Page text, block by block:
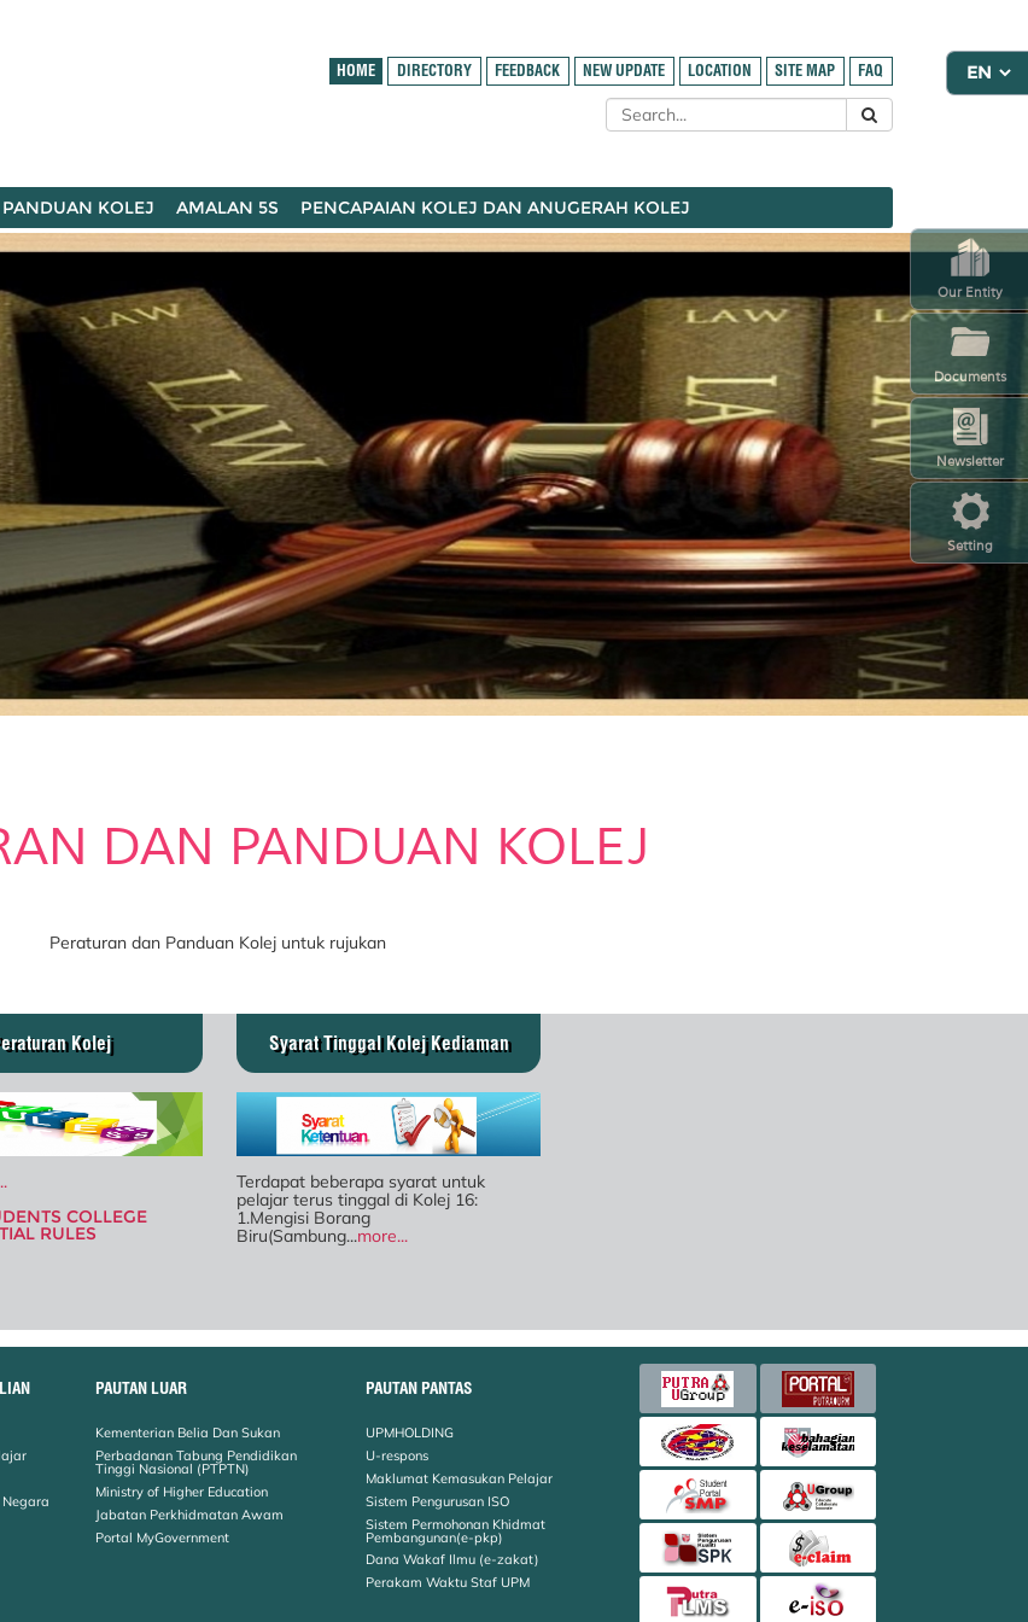
Setting
Newsletter
Our Entity
Documents
HOME DIRECTORY FEEDBACK NEW UPDATE LOCATION SITE MAP FAQ
KOLEJ AMALAN 5S PENCAPAIAN KOLEJ DAN ANUGERAH KOLEJ
DAN PANDUAN KOLEJ
Peraturan dan Panduan Kolej untuk rujukan
Kolej
COLLEGE
RULES
Syarat Tinggal Kolej Kediaman
Terdapat beberapa syarat untuk
pelajar terus tinggal di Kolej 16:
1.Mengisi Borang
Biru(Sambung...more...
Negara
PAUTAN LUAR
Kementerian Belia Dan Sukan
Perbadanan Tabung Pendidikan
Tinggi Nasional (PTPTN)
Ministry of Higher Education
Jabatan Perkhidmatan Awam
Portal MyGovernment
PAUTAN PANTAS
UPMHOLDING
U-respons
Maklumat Kemasukan Pelajar
Sistem Pengurusan ISO
Sistem Permohonan Khidmat
Pembangunan(e-pkp)
Dana Wakaf Ilmu (e-zakat)
Perakam Waktu Staf UPM